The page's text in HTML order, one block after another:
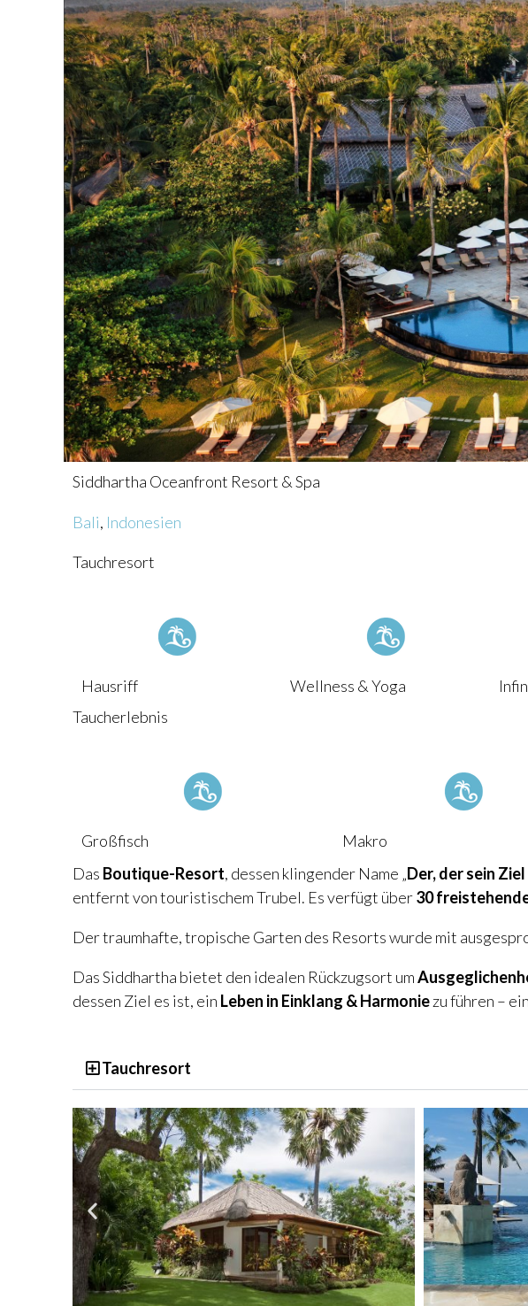
Siddhartha Oceanfront Resort & Spa
Bali, Indonesien
Tauchresort
Hausriff Wellness & Yoga
Taucherlebnis
Großfisch Makro
Das Boutique-Resort, dessen klingender Name „Der, der sein
entfernt von touristischem Trubel. Es verfügt über30
Der traumhafte, tropische Garten des Resorts wurde mit
Das Siddhartha bietet den idealen Rückzugsort um
dessen Ziel es ist, ein Leben in Einklang & Harmoniezu führen –
Tauchresort